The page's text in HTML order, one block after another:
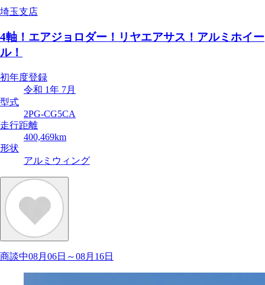
埼玉支店
4軸！エアジョロダー！リヤエアサス！アルミホイー
ル！
初年度登録
令和 1年 7月
型式
2PG-CG5CA
走行距離
400,469km
形状
アルミウィング
商談中08月06日～08月16日